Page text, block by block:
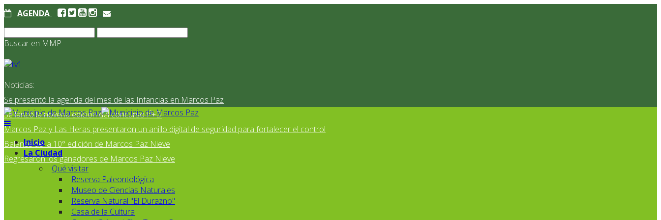
AGENDA
Buscar en MMP
Noticias:
Se presentó la agenda del mes de las Infancias en Marcos Paz
Se lanzó la novena edición del concurso I²+D
Marcos Paz y Las Heras presentaron un anillo digital de seguridad para fortalecer el control
Balance de la 10° edición de Marcos Paz Nieve
Regresaron los ganadores de Marcos Paz Nieve
Inicio
La Ciudad
Qué visitar
Reserva Paleontológica
Museo de Ciencias Naturales
Reserva Natural "El Durazno"
Casa de la Cultura